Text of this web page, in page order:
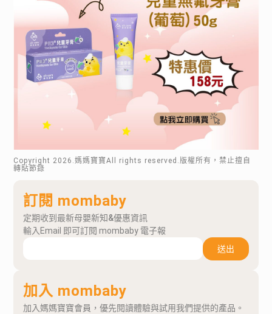
Copyright 2026 .媽媽寶寶All rights reserved.版權所有，禁止擅自
轉貼節錄
訂閱 mombaby
定期收到最新母嬰新知&優惠資訊
輸入Email 即可訂閱 mombaby 電子報
送出
加入 mombaby
加入媽媽寶寶會員，優先閱讀體驗與試用我們提供的產品。